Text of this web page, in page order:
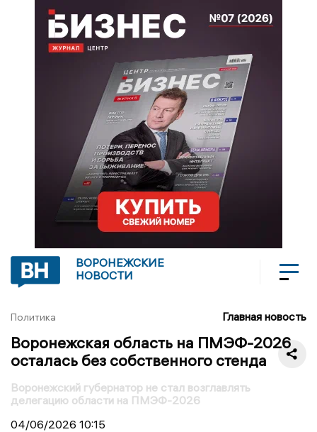
ВОРОНЕЖСКИЕ
НОВОСТИ
Политика Главная новость
Воронежская область на ПМЭФ-2026
осталась без собственного стенда
Воронежский губернатор не стал возглавлять
делегацию области на ПМЭФ-2026
04/06/2026 10:15